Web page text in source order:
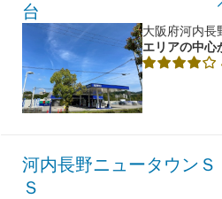
台
大阪府河内長
エリアの中心
河内長野ニュータウンＳ
Ｓ